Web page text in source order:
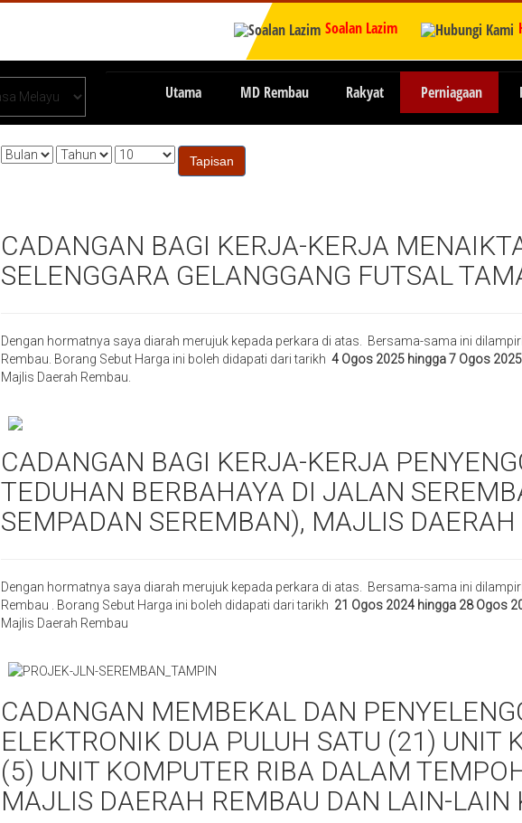
Soalan Lazim
Utama MD Rembau Rakyat Perniagaan
Tapisan
CADANGAN BAGI KERJA-KERJA
SELENGGARA GELANGGANG FUTSAL
Dengan hormatnya saya diarah merujuk kepada perkara di atas. Bersama-sama ini
Rembau. Borang Sebut Harga ini boleh didapati dari tarikh 4 Ogos 2025 hingga 7 Ogos 2025
Majlis Daerah Rembau.
CADANGAN BAGI KERJA-KERJA
TEDUHAN BERBAHAYA DI JALAN
SEMPADAN SEREMBAN), MAJLIS
Dengan hormatnya saya diarah merujuk kepada perkara di atas. Bersama-sama ini
Rembau . Borang Sebut Harga ini boleh didapati dari tarikh 21 Ogos 2024 hingga 28 Ogos
Majlis Daerah Rembau
CADANGAN MEMBEKAL DAN
ELEKTRONIK DUA PULUH SATU (21) UNIT
(5) UNIT KOMPUTER RIBA DALAM
MAJLIS DAERAH REMBAU DAN LAIN-LAIN